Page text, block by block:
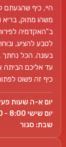
היי, כיף
משהו מתוק, בריא
ב"האקדמיה
לטבע להציע,
בעונה. הכל נחתך
עד אליכם הביתה
כיף זה פשוט
יום א-ה שעות פעילות 8:00
יום שישי 8:00 - 14:00
שבת: סגור